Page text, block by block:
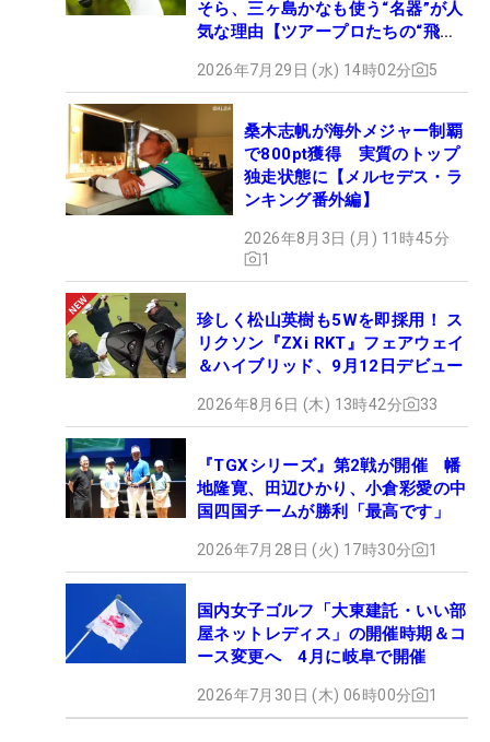
そら、三ヶ島かなも使う“名器”が人
気な理由【ツアープロたちの“飛ば
2026年7月29日 (水) 14時02分 5
桑木志帆が海外メジャー制覇
で800pt獲得 実質のトップ
独走状態に【メルセデス・ラ
ンキング番外編】
2026年8月3日 (月) 11時45分
1
珍しく松山英樹も5Wを即採用！ ス
リクソン『ZXi RKT』フェアウェイ
＆ハイブリッド、9月12日デビュー
2026年8月6日 (木) 13時42分 33
『TGXシリーズ』第2戦が開催 幡
地隆寛、田辺ひかり、小倉彩愛の中
国四国チームが勝利「最高です」
2026年7月28日 (火) 17時30分 1
国内女子ゴルフ「大東建託・いい部
屋ネットレディス」の開催時期＆コ
ース変更へ 4月に岐阜で開催
2026年7月30日 (木) 06時00分 1